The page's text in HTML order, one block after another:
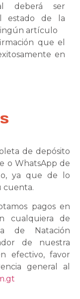
deberá ser
estado de la
artículo
que el
en
de depósito
o WhatsApp de
ya que de lo
cuenta.
pagos en
cualquiera de
de Natación
de nuestra
efectivo, favor
general al